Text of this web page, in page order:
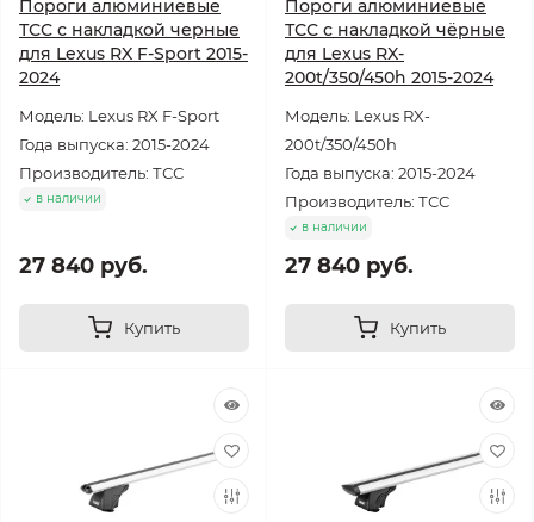
Пороги алюминиевые
ТСС с накладкой черные
для Lexus RX F-Sport 2015-
2024
Модель: Lexus RX F-Sport
Года выпуска: 2015-2024
Производитель: ТСС
в наличии
27 840 руб.
Купить
Пороги алюминиевые
ТСС с накладкой чёрные
для Lexus RX-
200t/350/450h 2015-2024
Модель: Lexus RX-
200t/350/450h
Года выпуска: 2015-2024
Производитель: ТСС
в наличии
27 840 руб.
Купить